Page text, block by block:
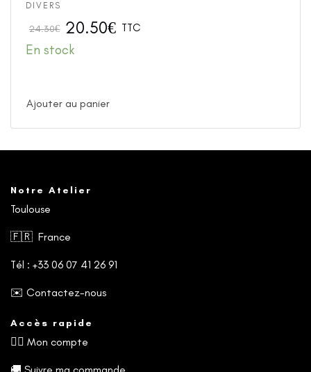
DIVERS
24.30€ 20.50€ TTC
En stock
Ajouter au panier
Notre Atelier
Toulouse
🇫🇷 France
Tél : +33 06 07 41 26 91
✉️ Contactez-nous
Accès rapide
🧙‍♂️ Mon compte